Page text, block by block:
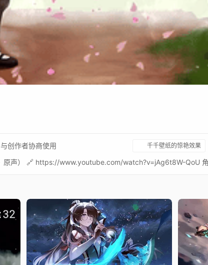
与创作者协商使用 千千壁纸的惊艳效果